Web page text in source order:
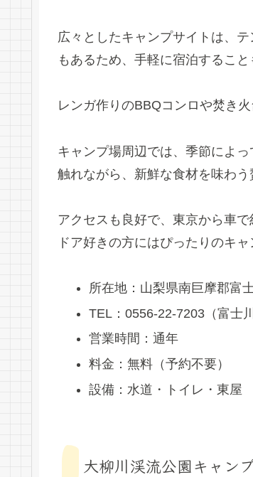
広々としたキャンプサイトは、
もあるため、手軽に宿泊すること
レンガ作りのBBQコンロや焚き
キャンプ場周辺では、季節によ
触れながら、新鮮な食材を味わ
アクセスも良好で、東京から車
ドア好きの方にはぴったりのキャ
所在地：山梨県南巨摩郡富
TEL：0556-22-7203（富士
営業時間：通年
料金：無料（予約不要）
設備：水道・トイレ・東屋
大柳川渓流公園キャン